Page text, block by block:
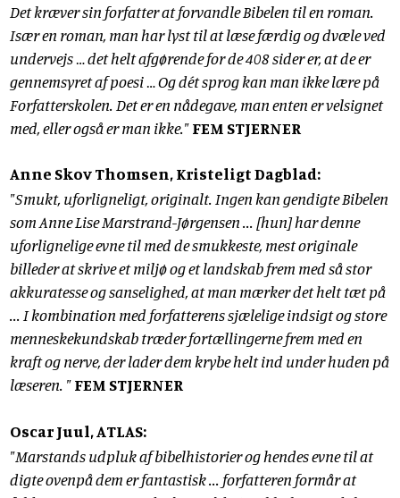
Det kræver sin forfatter at forvandle Bibelen til en roman.
Især en roman, man har lyst til at læse færdig og dvæle ved
undervejs … det helt afgørende for de 408 sider er, at de er
gennemsyret af poesi … Og dét sprog kan man ikke lære på
Forfatterskolen. Det er en nådegave, man enten er velsignet
med, eller også er man ikke."FEM STJERNER
Anne Skov Thomsen, Kristeligt Dagblad:
"Smukt, uforligneligt, originalt. Ingen kan gendigte Bibelen
som Anne Lise Marstrand-Jørgensen ... [hun] har denne
uforlignelige evne til med de smukkeste, mest originale
billeder at skrive et miljø og et landskab frem med så stor
akkuratesse og sanselighed, at man mærker det helt tæt på
... I kombination med forfatterens sjælelige indsigt og store
menneskekundskab træder fortællingerne frem med en
kraft og nerve, der lader dem krybe helt ind under huden på
læseren. "FEM STJERNER
Oscar Juul, ATLAS:
"Marstands udpluk af bibelhistorier og hendes evne til at
digte ovenpå dem er fantastisk ... forfatteren formår at